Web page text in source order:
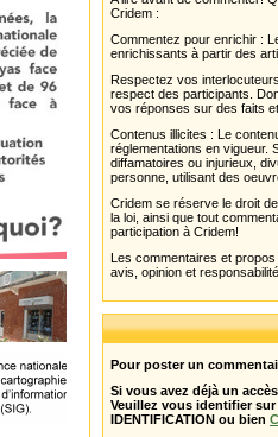
Cridem :
Commentez pour enrichir :
enrichissants à partir des
Respectez vos
respect des participants.
vos réponses sur des faits
Contenus illicites : Le
réglementations en vigueur.
diffamatoires ou injurieux,
personne, utilisant des
Cridem se réserve le droit
la loi, ainsi que tout
participation à Cridem!
Les commentaires et
avis, opinion et responsabilité.
Pour poster un
Si vous avez déjà un
Veuillez vous identifier
IDENTIFICATION ou bien